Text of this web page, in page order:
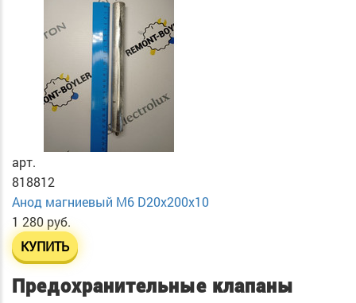
арт.
818812
Анод магниевый М6 D20х200х10
1 280 руб.
КУПИТЬ
Предохранительные клапаны